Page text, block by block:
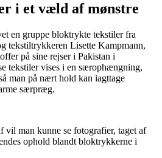
i et væld af mønstre
en gruppe bloktrykte tekstiler fra
tekstiltrykkeren Lisette Kampmann,
på sine rejser i Pakistan i
tekstiler vises i en særophængning,
man på nært hold kan iagttage
særpræg.
vil man kunne se fotografier, taget af
ophold blandt bloktrykkerne i